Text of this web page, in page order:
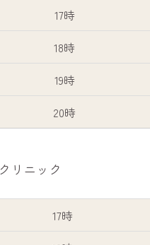
17時
18時
19時
20時
クリニック
17時